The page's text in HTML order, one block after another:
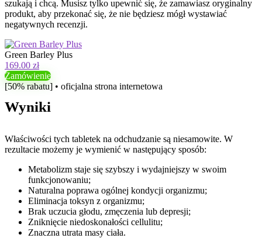
szukają i chcą. Musisz tylko upewnić się, że zamawiasz oryginalny
produkt, aby przekonać się, że nie będziesz mógł wystawiać
negatywnych recenzji.
Green Barley Plus
169.00 zł
Zamówienie
[50% rabatu] • oficjalna strona internetowa
Wyniki
Właściwości tych tabletek na odchudzanie są niesamowite. W
rezultacie możemy je wymienić w następujący sposób:
Metabolizm staje się szybszy i wydajniejszy w swoim
funkcjonowaniu;
Naturalna poprawa ogólnej kondycji organizmu;
Eliminacja toksyn z organizmu;
Brak uczucia głodu, zmęczenia lub depresji;
Zniknięcie niedoskonałości cellulitu;
Znaczna utrata masy ciała.